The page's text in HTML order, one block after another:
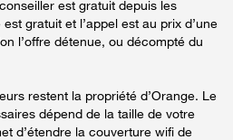
est gratuit depuis les
gratuit et l’appel est au prix d’une
l’offre détenue, ou décompté du
restent la propriété d’Orange. Le
dépend de la taille de votre
d’étendre la couverture wifi de